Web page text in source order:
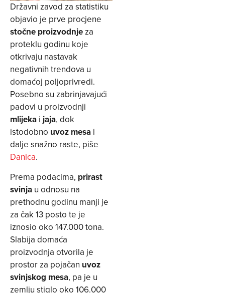
Državni zavod za statistiku
objavio je prve procjene
stočne proizvodnjeza
proteklu godinu koje
otkrivaju nastavak
negativnih trendova u
domaćoj poljoprivredi.
Posebno su zabrinjavajući
padovi u proizvodnji
mlijeka i jaja, dok
istodobno uvoz mesa i
dalje snažno raste, piše
Danica.
Prema podacima, prirast
svinja u odnosu na
prethodnu godinu manji je
za čak 13 posto te je
iznosio oko 147.000 tona.
Slabija domaća
proizvodnja otvorila je
prostor za pojačan uvoz
svinjskog mesa, pa je u
zemlju stiglo oko 106.000